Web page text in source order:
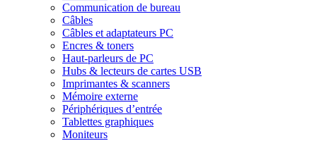
Communication de bureau
Câbles
Câbles et adaptateurs PC
Encres & toners
Haut-parleurs de PC
Hubs & lecteurs de cartes USB
Imprimantes & scanners
Mémoire externe
Périphériques d’entrée
Tablettes graphiques
Moniteurs